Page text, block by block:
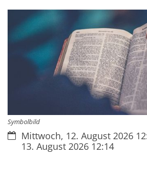
Symbolbild
Datum:
Mittwoch, 12. August 2026
13. August 2026 12:14